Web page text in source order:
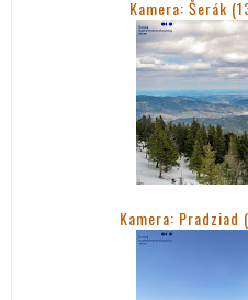
Kamera: Šerák
Kamera: Pradziad